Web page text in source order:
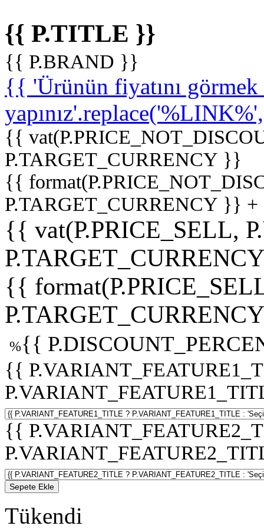
{{ P.TITLE }}
{{ P.BRAND }}
{{ 'Ürünün fiyatını
{{
P.TARGET_CURRENCY }}
{{
P.TARGET_CURRENCY }}
{{ vat(P.PRICE_SELL,
{{
%{{
{{
{{
Sepete Ekle
Tükendi